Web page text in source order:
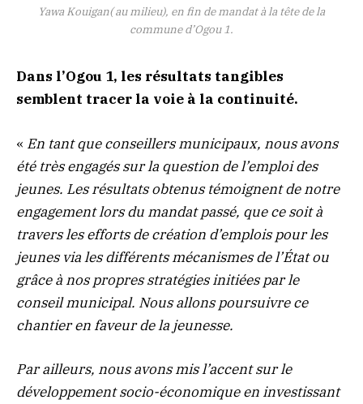
Yawa Kouigan( au milieu), en fin de mandat à la tête de la
commune d’Ogou 1.
Dans l’Ogou 1, les résultats tangibles
semblent tracer la voie à la continuité.
« En tant que conseillers municipaux, nous avons
été très engagés sur la question de l’emploi des
jeunes. Les résultats obtenus témoignent de notre
engagement lors du mandat passé, que ce soit à
travers les efforts de création d’emplois pour les
jeunes via les différents mécanismes de l’État ou
grâce à nos propres stratégies initiées par le
conseil municipal. Nous allons poursuivre ce
chantier en faveur de la jeunesse.
Par ailleurs, nous avons mis l’accent sur le
développement socio-économique en investissant